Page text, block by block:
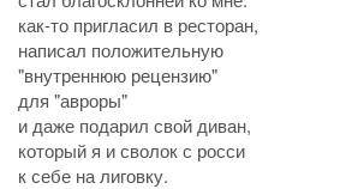
как-то пригласил в ресторан,
написал положительную
"внутреннюю рецензию"
для "авроры"
и даже подарил свой диван,
который я и сволок с росси
к себе на лиговку.